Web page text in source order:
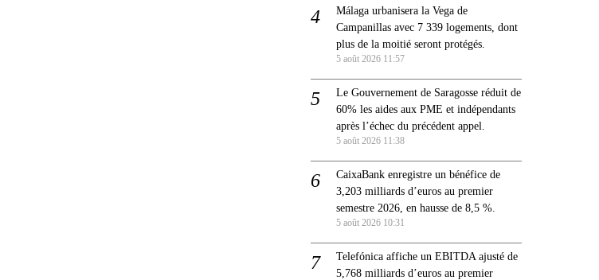
Málaga urbanisera la Vega de
Campanillas avec 7 339 logements, dont
plus de la moitié seront protégés.
5 août 2026 11:57
Le Gouvernement de Saragosse réduit de
60% les aides aux PME et indépendants
après l’échec du précédent appel.
5 août 2026 11:38
CaixaBank enregistre un bénéfice de
3,203 milliards d’euros au premier
semestre 2026, en hausse de 8,5 %.
5 août 2026 10:31
Telefónica affiche un EBITDA ajusté de
5,768 milliards d’euros au premier